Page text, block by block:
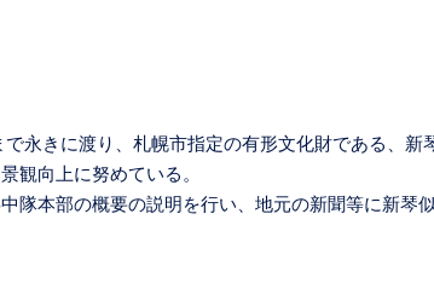
永きに渡り、札幌市指定の有形文化財である、新
観向上に努めている。
隊本部の概要の説明を行い、地元の新聞等に新琴